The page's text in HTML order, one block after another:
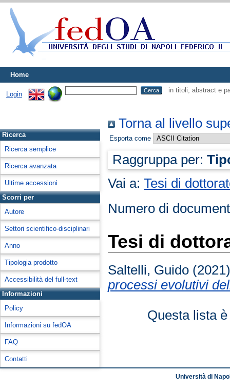
Home
Login
in titoli, abstract e
Ricerca
Ricerca semplice
Ricerca avanzata
Ultime accessioni
Scorri per
Autore
Settori scientifico-disciplinari
Anno
Tipologia prodotto
Accessibilità del full-text
Informazioni
Policy
Informazioni su fedOA
FAQ
Contatti
Torna al livello
Esporta come
Raggruppa per:
Vai a:Tesi di
Numero di
Tesi di
Saltelli, Guido
processi evolutivi
Questa lista
Università di